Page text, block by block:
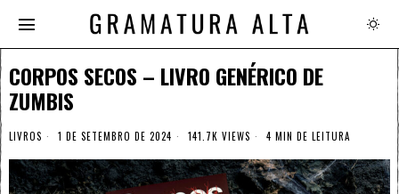
CORPOS SECOS – LIVRO GENÉRICO DE
ZUMBIS
LIVROS 1 DE SETEMBRO DE 2024 141.7K VIEWS 4 MIN DE LEITURA